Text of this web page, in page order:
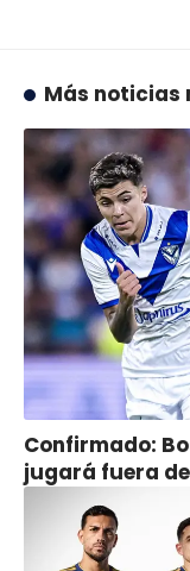
Más noticias
Confirmado:
jugará fuera